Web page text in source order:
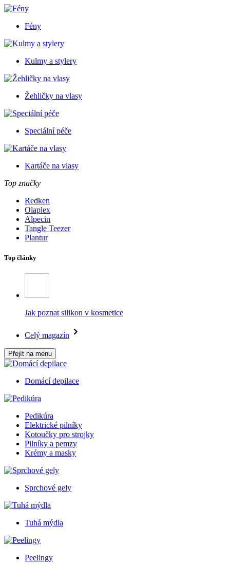
Fény
Kulmy a stylery
Žehličky na vlasy
Speciální péče
Kartáče na vlasy
Top značky
Redken
Olaplex
Alpecin
Tangle Teezer
Plantur
Top články
Jak poznat silikon v kosmetice
Celý magazín
Přejít na menu
Domácí depilace
Pedikúra
Elektrické pilníky
Kotoučky pro strojky
Pilníky a pemzy
Krémy a masky
Sprchové gely
Tuhá mýdla
Peelingy